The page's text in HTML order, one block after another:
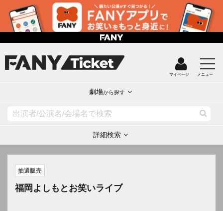
マイページ メニュー
劇場から探す
詳細検索
抽選販売
福岡よしもとお笑いライブ